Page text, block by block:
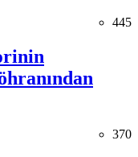
445
370